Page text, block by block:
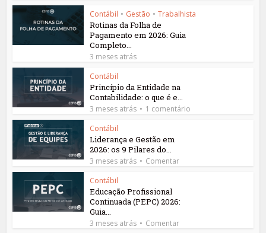
Contábil • Gestão • Trabalhista
Rotinas da Folha de
Pagamento em 2026: Guia
Completo...
3 meses atrás
Contábil
Princípio da Entidade na
Contabilidade: o que é e...
3 meses atrás
1 comentário
Contábil
Liderança e Gestão em
2026: os 9 Pilares do...
3 meses atrás
Comentar
Contábil
Educação Profissional
Continuada (PEPC) 2026:
Guia...
3 meses atrás Comentar